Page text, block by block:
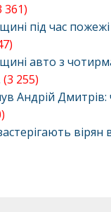
361)
під час
авто з
(3 255)
Андрій
вірян